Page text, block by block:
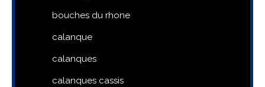
bouches du rhone
calanque
calanques
calanques cassis